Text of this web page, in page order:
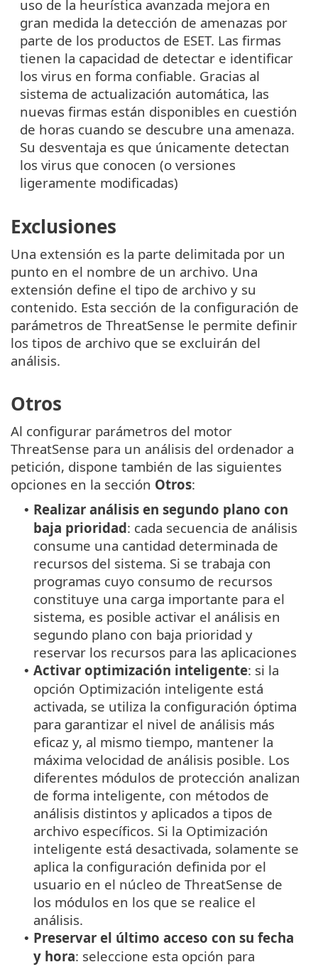
uso de la heurística avanzada mejora en
gran medida la detección de amenazas por
parte de los productos de ESET. Las firmas
tienen la capacidad de detectar e identificar
los virus en forma confiable. Gracias al
sistema de actualización automática, las
nuevas firmas están disponibles en cuestión
de horas cuando se descubre una amenaza.
Su desventaja es que únicamente detectan
los virus que conocen (o versiones
ligeramente modificadas)
Exclusiones
Una extensión es la parte delimitada por un
punto en el nombre de un archivo. Una
extensión define el tipo de archivo y su
contenido. Esta sección de la configuración de
parámetros de ThreatSense le permite definir
los tipos de archivo que se excluirán del
análisis.
Otros
Al configurar parámetros del motor
ThreatSense para un análisis del ordenador a
petición, dispone también de las siguientes
opciones en la sección Otros:
• Realizar análisis en segundo plano con
baja prioridad: cada secuencia de análisis
consume una cantidad determinada de
recursos del sistema. Si se trabaja con
programas cuyo consumo de recursos
constituye una carga importante para el
sistema, es posible activar el análisis en
segundo plano con baja prioridad y
reservar los recursos para las aplicaciones
• Activar optimización inteligente: si la
opción Optimización inteligente está
activada, se utiliza la configuración óptima
para garantizar el nivel de análisis más
eficaz y, al mismo tiempo, mantener la
máxima velocidad de análisis posible. Los
diferentes módulos de protección analizan
de forma inteligente, con métodos de
análisis distintos y aplicados a tipos de
archivo específicos. Si la Optimización
inteligente está desactivada, solamente se
aplica la configuración definida por el
usuario en el núcleo de ThreatSense de
los módulos en los que se realice el
análisis.
• Preservar el último acceso con su fecha
y hora: seleccione esta opción para